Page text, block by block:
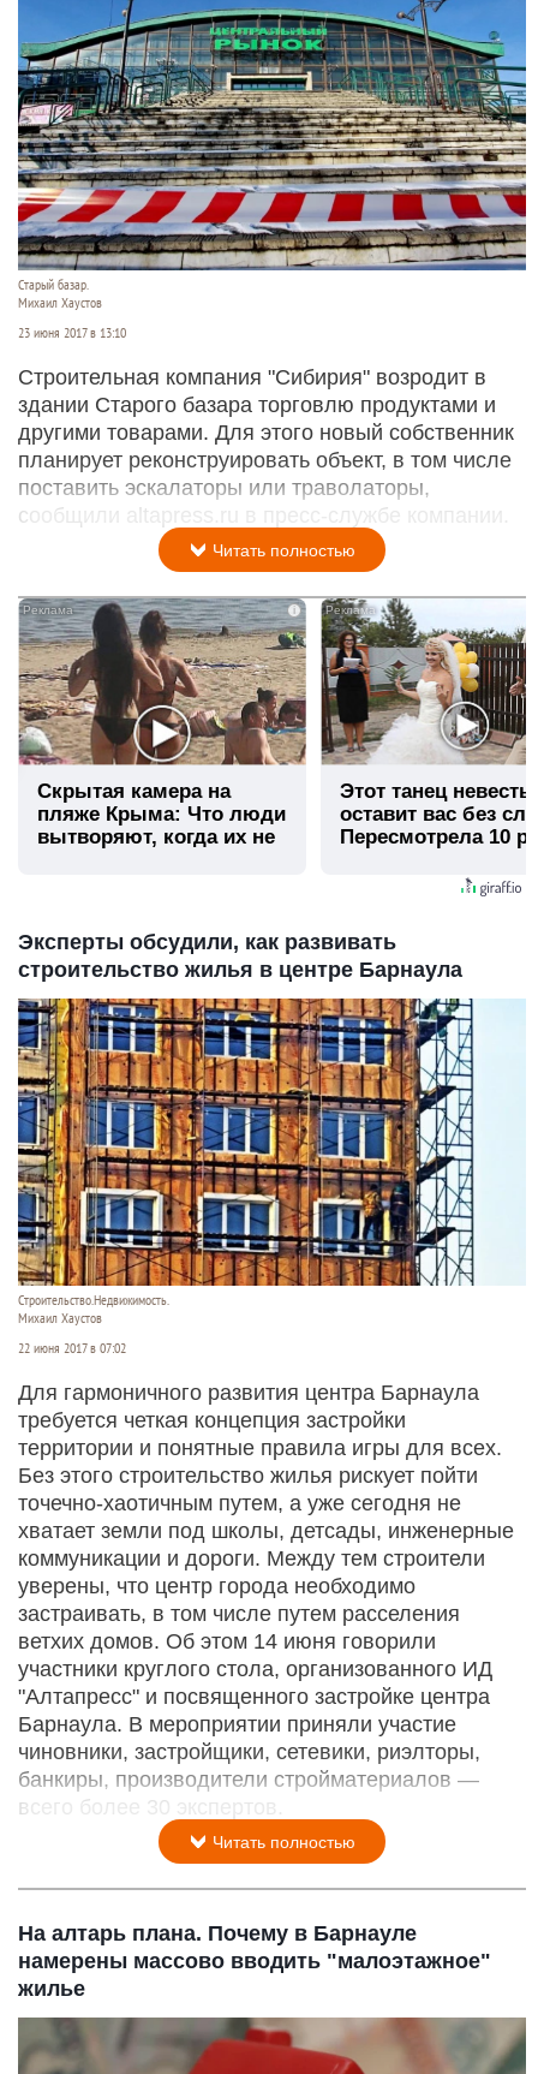
Старый базар.
Михаил Хаустов
23 июня 2017 в 13:10
Строительная компания "Сибирия" возродит в
здании Старого базара торговлю продуктами и
другими товарами. Для этого новый собственник
планирует реконструировать объект, в том числе
поставить эскалаторы или траволаторы,
сообщили altapress.ru в пресс-службе компании.
Читать полностью
i
Скрытая камера на
пляже Крыма: Что люди
вытворяют, когда их не
Этот танец невесты
оставит вас без
Пересмотрела 10
Эксперты обсудили, как развивать
строительство жилья в центре Барнаула
Строительство.Недвижимость.
Михаил Хаустов
22 июня 2017 в 07:02
Для гармоничного развития центра Барнаула
требуется четкая концепция застройки
территории и понятные правила игры для всех.
Без этого строительство жилья рискует пойти
точечно-хаотичным путем, а уже сегодня не
хватает земли под школы, детсады, инженерные
коммуникации и дороги. Между тем строители
уверены, что центр города необходимо
застраивать, в том числе путем расселения
ветхих домов. Об этом 14 июня говорили
участники круглого стола, организованного ИД
"Алтапресс" и посвященного застройке центра
Барнаула. В мероприятии приняли участие
чиновники, застройщики, сетевики, риэлторы,
банкиры, производители стройматериалов —
всего более 30 экспертов.
Читать полностью
На алтарь плана. Почему в Барнауле
намерены массово вводить "малоэтажное"
жилье